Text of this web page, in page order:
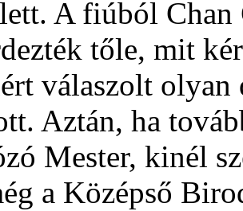
A fiúból Chan
tőle, mit
válaszolt olyan
Aztán, ha
Mester, kinél
a Középső